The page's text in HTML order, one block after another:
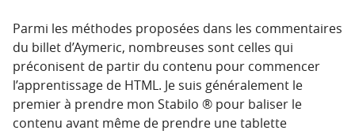
Parmi les méthodes proposées dans les commentaires
du billet d’Aymeric, nombreuses sont celles qui
préconisent de partir du contenu pour commencer
l’apprentissage de HTML. Je suis généralement le
premier à prendre mon Stabilo ® pour baliser le
contenu avant même de prendre une tablette